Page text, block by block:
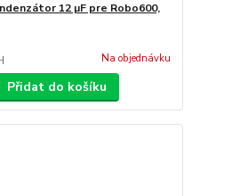
12 µF pre Robo600,
Na objednávku
Přidat do košíku